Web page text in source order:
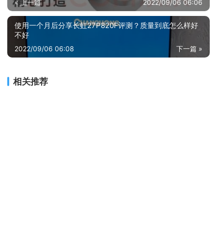
« 上一篇 2022/09/06 06:06
使用一个月后分享长虹27P820F评测？质量到底怎么样好
不好
下一篇 »
2022/09/06 06:08
相关推荐